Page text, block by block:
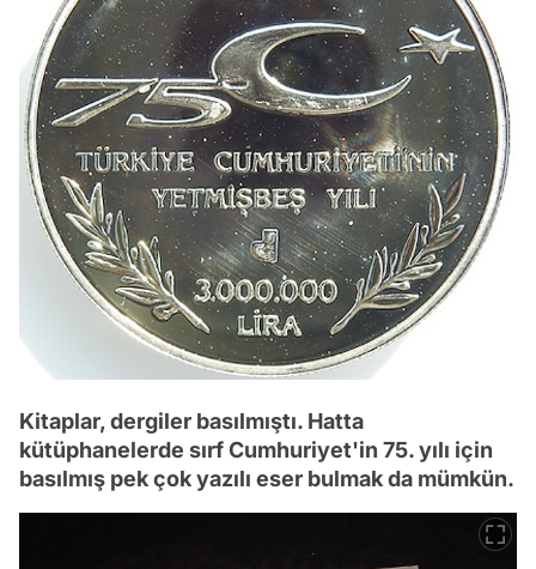
Kitaplar, dergiler basılmıştı. Hatta
kütüphanelerde sırf Cumhuriyet'in 75. yılı için
basılmış pek çok yazılı eser bulmak da mümkün.